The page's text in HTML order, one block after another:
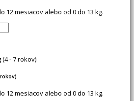
12 mesiacov alebo od 0 do 13 kg.
12 mesiacov alebo od 0 do 13 kg.